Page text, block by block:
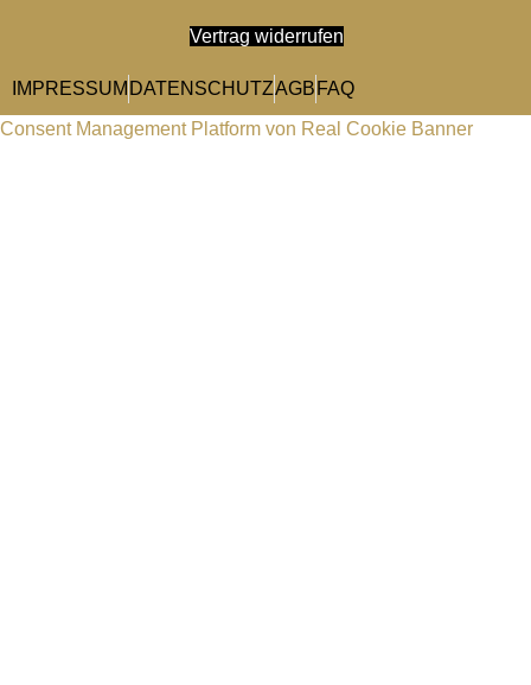
Vertrag widerrufen
IMPRESSUM DATENSCHUTZAGB FAQ
Consent Management Platform von Real Cookie Banner